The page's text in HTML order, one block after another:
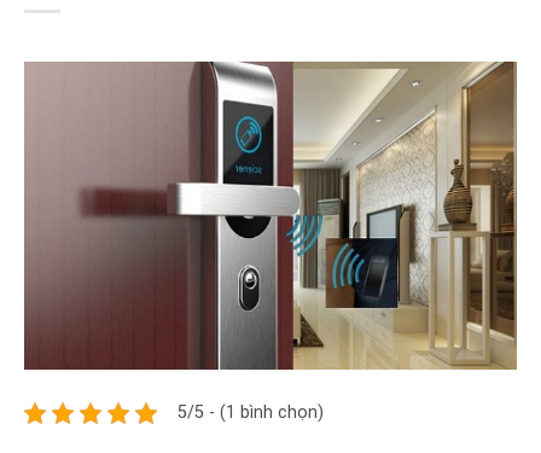
5/5 - (1 bình chọn)